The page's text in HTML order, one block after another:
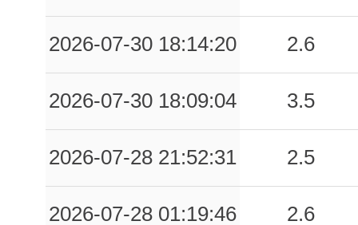
2026-07-30 18:14:20 2.6
2026-07-30 18:09:04 3.5
2026-07-28 21:52:31 2.5
2026-07-28 01:19:46
2.6